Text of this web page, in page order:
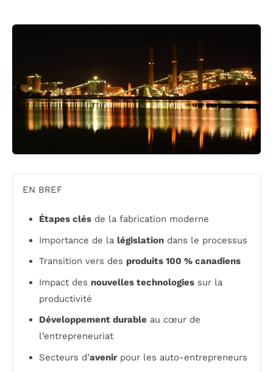
EN BREF
Étapes clés de la fabrication moderne
Importance de la législation dans le processus
Transition vers des produits 100 % canadiens
Impact des nouvelles technologies sur la
productivité
Développement durable au cœur de
l’entrepreneuriat
Secteurs d’avenirpour les auto-entrepreneurs